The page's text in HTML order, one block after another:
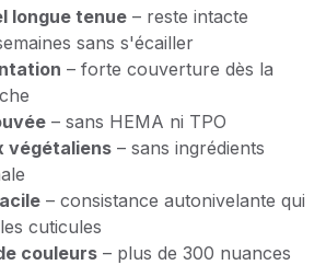
longue tenue – reste intacte
sans s'écailler
– forte couverture dès la
– sans HEMA ni TPO
végétaliens – sans ingrédients
– consistance autonivelante qui
cuticules
couleurs – plus de 300 nuances